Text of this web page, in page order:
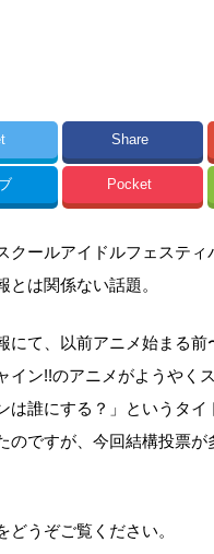
Share
Pocket
クールアイドルフェスティ
とは関係ない話題。
にて、以前アニメ始まる前
イン!!のアニメがようやく
は誰にする？」というタイ
のですが、今回結構投票
どうぞご覧ください。